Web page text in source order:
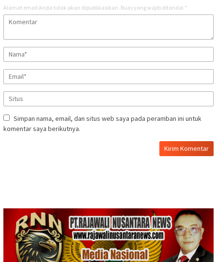
Alamat email Anda tidak akan dipublikasikan. Ruas yang wajib ditandai *
Simpan nama, email, dan situs web saya pada peramban ini untuk
komentar saya berikutnya.